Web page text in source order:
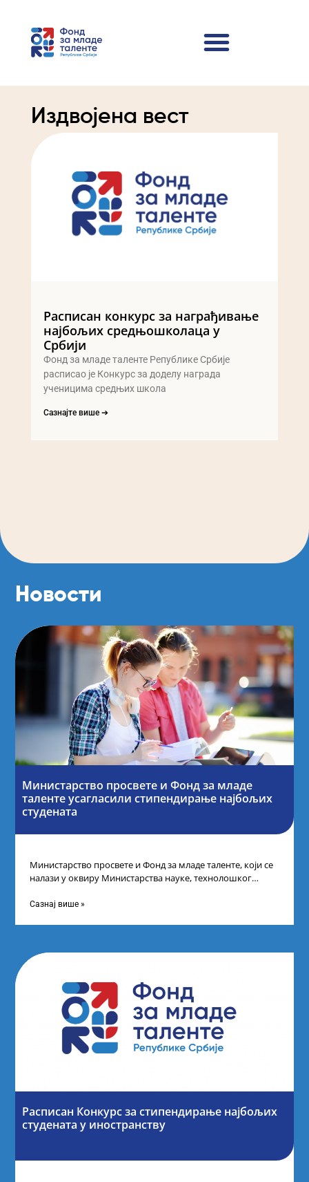
Издвојена вест
Расписан конкурс за награђивање
најбољих средњошколаца у
Србији
Фонд за младе таленте Републике Србије
расписао је Конкурс за доделу награда
ученицима средњих школа
Сазнајте више ➔
Новости
Министарство просвете и Фонд за младе
таленте усагласили стипендирање најбољих
студената
Министарство просвете и Фонд за младе таленте, који се
налази у оквиру Министарства науке, технолошког
Сазнај више »
Расписан Конкурс за стипендирање најбољих
студената y иностранству